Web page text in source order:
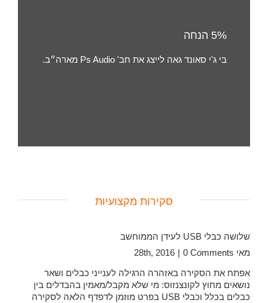
5% הנחה
בי ג'י סאונד גאה לייצג את חב' Ps Audio מארה״ב.
סקירות מקצועיות
שלושה כבלי USB לעידן הממוחשב
מאי 28th, 2016 0 Comments
אפתח את הסקירה באזהרה הרגילה לענייני כבלים ושאר
נושאים מחוץ לקונצנזוס: מי שלא מקבל/מאמין בהבדלים בין
כבלים בכלל וכבלי USB בפרט מוזמן לדפדף הלאה לסקירה